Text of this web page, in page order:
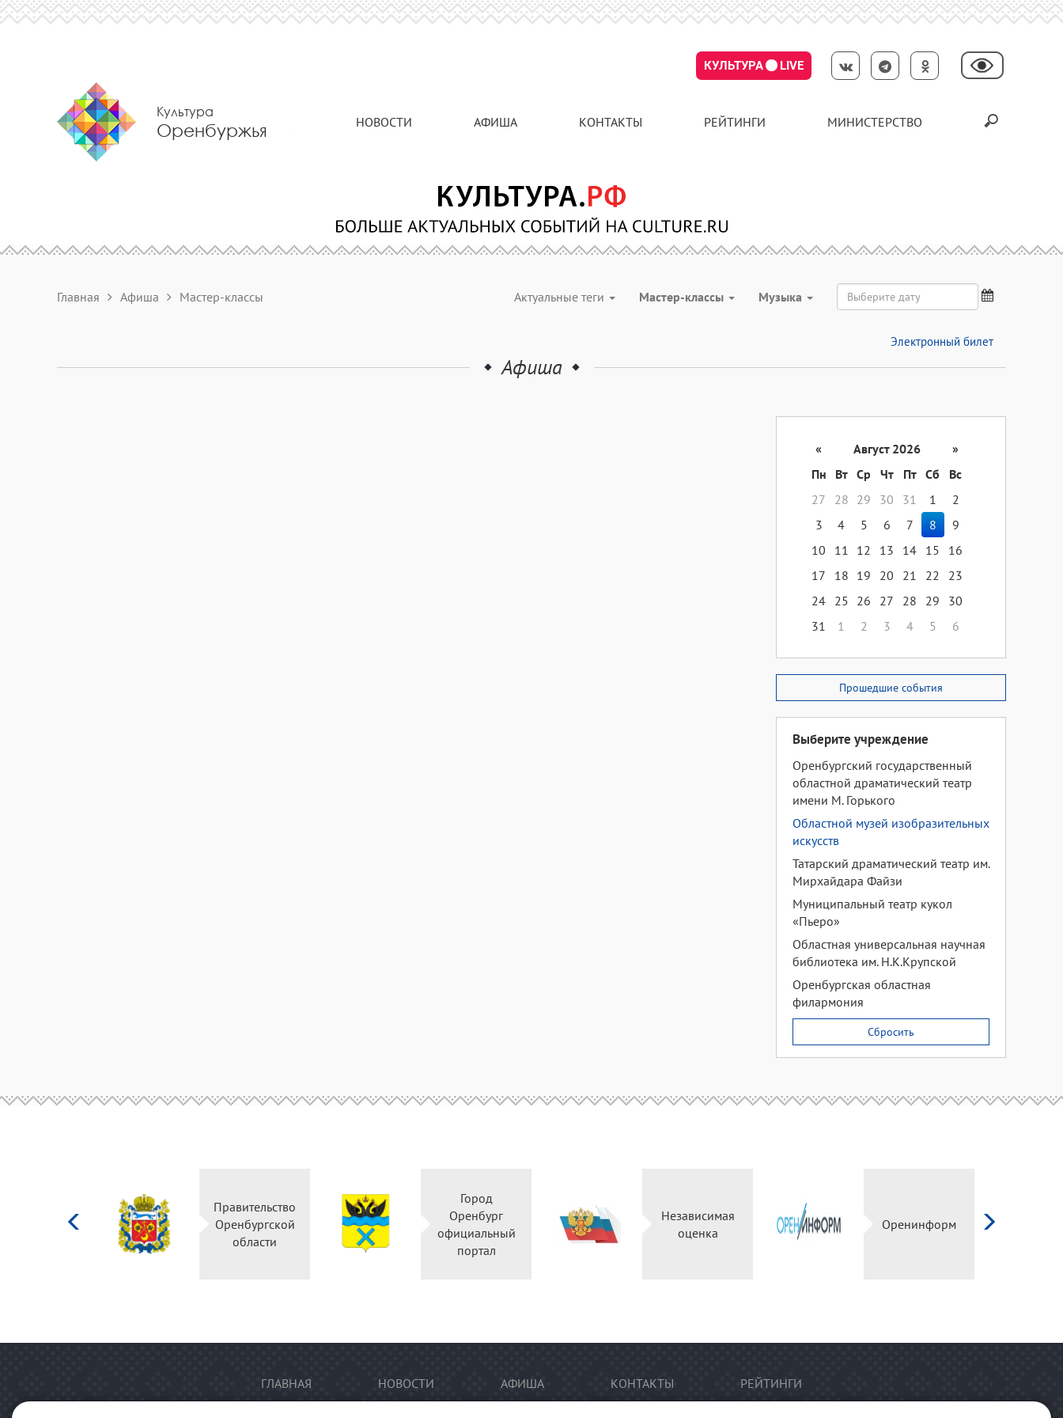
КУЛЬТУРА LIVE
Культура
Оренбуржья НОВОСТИ АФИША КОНТАКТЫ РЕЙТИНГИ МИНИСТЕРСТВО
Главная Афиша Мастер-классы Актуальные теги Мастер-классы Музыка
Электронный билет
Афиша
« Август 2026
»
Пн
Вт Ср Чт Пт Сб
Вс
27
28 29 30 31 1
2
3
4 5 6 7 8
9
10
11 12 13 14 15
16
17
18 19 20 21 22
23
24 25 26 27 28 29
30
31
1 2 3 4 5 6
Прошедшие события
Выберите учреждение
Оренбургский государственный
областной драматический театр
имени М. Горького
Областной музей изобразительных
искусств
Татарский драматический театр им.
Мирхайдара Файзи
Муниципальный театр кукол
«Пьеро»
Областная универсальная научная
библиотека им. Н.К.Крупской
Оренбургская областная
филармония
Сбросить
Правительство
Оренбургской
области
Город
Оренбург
официальный
портал
Независимая
оценка
Оренинформ
ГЛАВНАЯ НОВОСТИ АФИША КОНТАКТЫ РЕЙТИНГИ